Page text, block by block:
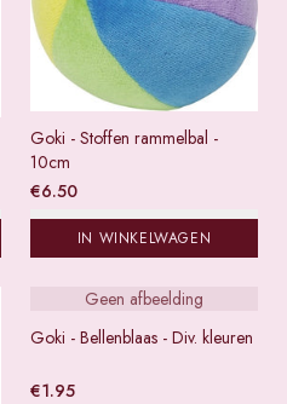
Goki - Stoffen rammelbal -
10cm
€6.50
IN WINKELWAGEN
Geen afbeelding
Goki - Bellenblaas - Div. kleuren
€1.95